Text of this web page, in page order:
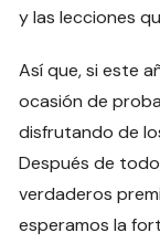
y las lecciones
Así que, si este
ocasión de
disfrutando de
Después de
verdaderos
esperamos la